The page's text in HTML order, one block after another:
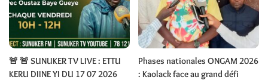
🚨 🚨 SUNUKER TV LIVE : ETTU
KERU DIINE YI DU 17 07 2026
Phases nationales ONGAM 2026
: Kaolack face au grand défi